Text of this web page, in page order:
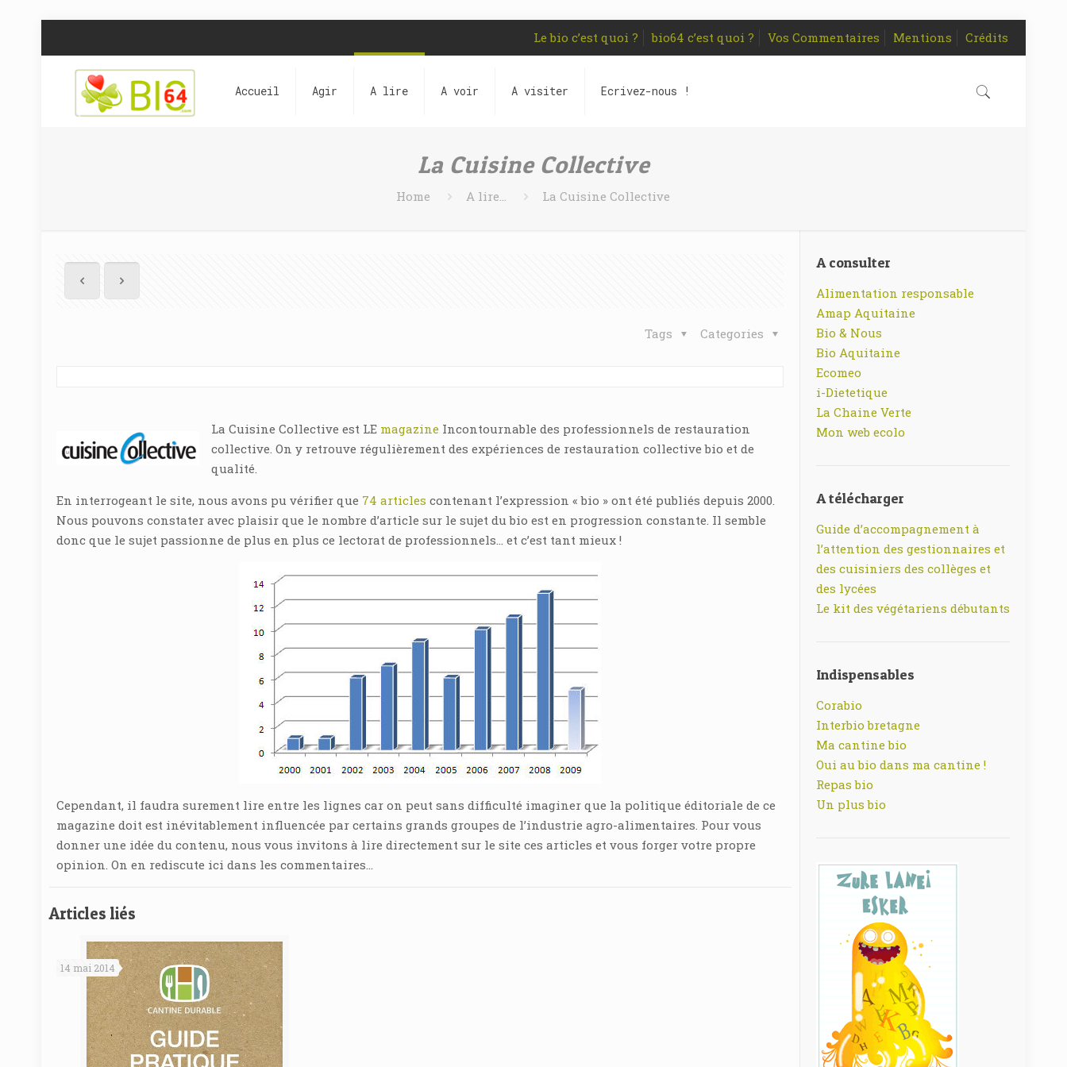
Le bio c’est quoi ? bio64 c’est quoi ? Vos Commentaires Mentions Crédits
Accueil Agir A lire A voir A visiter Ecrivez-nous !
La Cuisine Collective
Home A lire... La Cuisine Collective
Categories
Tags
La Cuisine Collective est LE magazine Incontournable des professionnels de restauration
collective. On y retrouve régulièrement des expériences de restauration collective bio et de
qualité.
En interrogeant le site, nous avons pu vérifier que 74 articles contenant l’expression « bio » ont été publiés depuis 2000.
Nous pouvons constater avec plaisir que le nombre d’article sur le sujet du bio est en progression constante. Il semble
donc que le sujet passionne de plus en plus ce lectorat de professionnels… et c’est tant mieux !
Cependant, il faudra surement lire entre les lignes car on peut sans difficulté imaginer que la politique éditoriale de ce
magazine doit est inévitablement influencée par certains grands groupes de l’industrie agro-alimentaires. Pour vous
donner une idée du contenu, nous vous invitons à lire directement sur le site ces articles et vous forger votre propre
opinion. On en rediscute ici dans les commentaires…
Articles liés
14 mai 2014
A consulter
Alimentation responsable
Amap Aquitaine
Bio & Nous
Bio Aquitaine
Ecomeo
i-Dietetique
La Chaine Verte
Mon web ecolo
A télécharger
Guide d’accompagnement à
l’attention des gestionnaires et
des cuisiniers des collèges et
des lycées
Le kit des végétariens débutants
Indispensables
Corabio
Interbio bretagne
Ma cantine bio
Oui au bio dans ma cantine !
Repas bio
Un plus bio